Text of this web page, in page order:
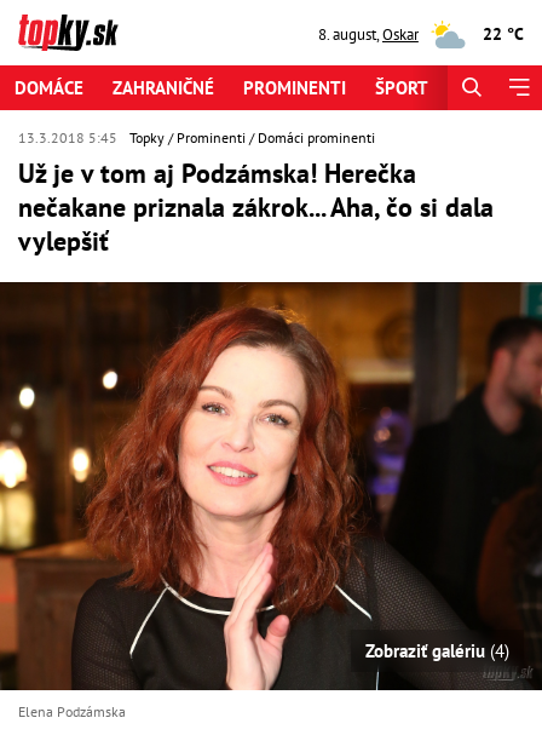
8. august,Oskar 22 °C
DOMÁCE ZAHRANIČNÉ PROMINENTI ŠPORT
13.3.2018 5:45 Topky Prominenti Domáci prominenti
Už je v tom aj Podzámska! Herečka
nečakane priznala zákrok... Aha, čo si dala
vylepšiť
Zobraziť galériu (4)
Elena Podzámska